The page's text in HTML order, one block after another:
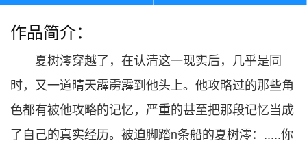
作品简介：
夏树澪穿越了，在认清这一现实后，几乎是同
时，又一道晴天霹雳霹到他头上。他攻略过的那些角
色都有被他攻略的记忆，严重的甚至把那段记忆当成
了自己的真实经历。被迫脚踏n条船的夏树澪：.....你